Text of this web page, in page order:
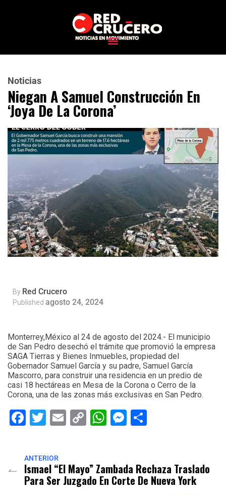
Noticias
Niegan A Samuel Construcción En
‘Joya De La Corona’
By Red Crucero
Published agosto 24, 2024
Monterrey,México al 24 de agosto del 2024.- El municipio
de San Pedro desechó el trámite que promovió la empresa
SAGA Tierras y Bienes Inmuebles, propiedad del
Gobernador Samuel García y su padre, Samuel García
Mascorro, para construir una residencia en un predio de
casi 18 hectáreas en Mesa de la Corona o Cerro de la
Corona, una de las zonas más exclusivas en San Pedro.
Facebook
Twitter
EmailCopyWhatsApp
Messenger
ANTERIOR
Ismael “El Mayo” Zambada Rechaza Traslado
Para Ser Juzgado En Corte De Nueva York